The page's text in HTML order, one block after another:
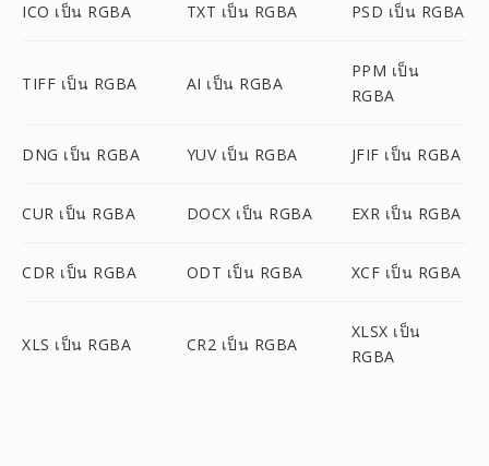
ICO เป็น RGBA TXT เป็น RGBA PSD เป็น RGBA
TIFF เป็น RGBA AI เป็น RGBA
PPM เป็น
RGBA
DNG เป็น RGBA YUV เป็น RGBA JFIF เป็น RGBA
CUR เป็น RGBA DOCX เป็น RGBA EXR เป็น RGBA
CDR เป็น RGBA ODT เป็น RGBA XCF เป็น RGBA
XLS เป็น RGBA CR2 เป็น RGBA
XLSX เป็น
RGBA